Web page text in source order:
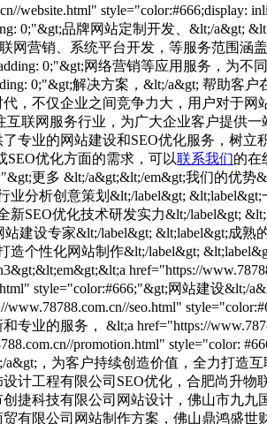
website.html" style="color:#666;display:
0;"&gt;品牌网站定制开发、&lt;/a&gt;
网营销、系统平台开发，等服务范围
0;"&gt;网络营销等应用服务，为
0;"&gt;解决方案，&lt;/a&gt; 帮助
，不仅企业之间竞争力大，用户对于
联网服务行业，为广大企业客户提供
专业的网站建设和SEO优化服务，树
优化方面的需求，可以联系我们的在线客服咨询一下。 &lt;/p&gt; &lt;/li&gt; &lt;li class="footys"&gt; &lt;h3&gt;&lt;em&gt;&lt;a href="https://www.78788.com.cn/about.html" rel="nofollow"&gt;更多 &lt;/a&gt;&lt;/em&gt;我们的优势&lt;/h3&gt; &lt;p&gt; &lt;span&gt; &lt;label&gt;核心团队10年专注互联网&lt;/label&gt; &lt;label&gt;十年高端网站建设品牌&lt;/label&gt; &lt;label&gt;资深行业分析创意策划&lt;/label&gt; &lt;label&gt;一站式企业网站建设服务&lt;/label&gt; &lt;label&gt;前沿视觉设计、研发能力&lt;/label&gt; &lt;label&gt;佛山专业网站建设公司&lt;/label&gt; &lt;label&gt;全新SEO优化技术研发实力&lt;/label&gt; &lt;label&gt;高端优秀网站设计师聚集地&lt;/label&gt; &lt;/span&gt; &lt;span&gt; &lt;label&gt;代码深度符合SEO优化&lt;/label&gt; &lt;label&gt;营销型网站建设专家&lt;/label&gt; &lt;label&gt;成熟的互联网运营经验&lt;/label&gt; &lt;label&gt;100%原创性设计网站&lt;/label&gt; &lt;label&gt;完备的网站设计项目管理&lt;/label&gt; &lt;label&gt;量身打造个性